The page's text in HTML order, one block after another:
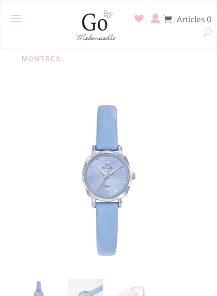
Articles 0
MONTRES